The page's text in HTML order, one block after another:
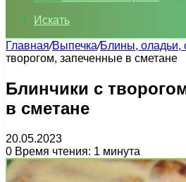
Искать
Главная/Выпечка/Блины, оладьи,
творогом, запеченные в сметане
Блинчики с
в сметане
20.05.2023
0 Время чтения: 1 минута